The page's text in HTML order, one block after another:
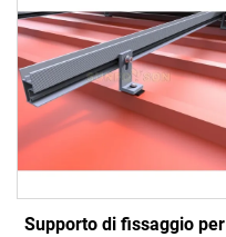
Supporto di fissaggio per